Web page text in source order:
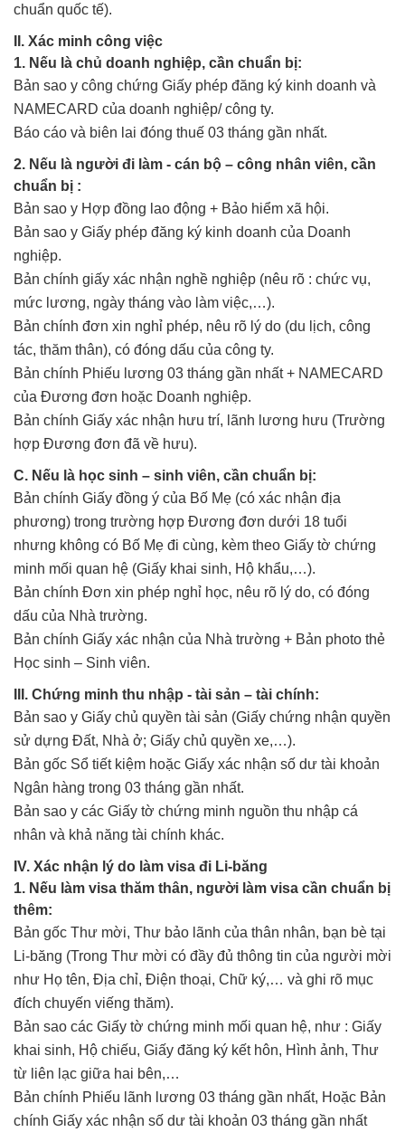
chuẩn quốc tế).
II. Xác minh công việc
1. Nếu là chủ doanh nghiệp, cần chuẩn bị:
Bản sao y công chứng Giấy phép đăng ký kinh doanh và
NAMECARD của doanh nghiệp/ công ty.
Báo cáo và biên lai đóng thuế 03 tháng gần nhất.
2. Nếu là người đi làm - cán bộ – công nhân viên, cần
chuẩn bị :
Bản sao y Hợp đồng lao động + Bảo hiểm xã hội.
Bản sao y Giấy phép đăng ký kinh doanh của Doanh
nghiệp.
Bản chính giấy xác nhận nghề nghiệp (nêu rõ : chức vụ,
mức lương, ngày tháng vào làm việc,…).
Bản chính đơn xin nghỉ phép, nêu rõ lý do (du lịch, công
tác, thăm thân), có đóng dấu của công ty.
Bản chính Phiếu lương 03 tháng gần nhất + NAMECARD
của Đương đơn hoặc Doanh nghiệp.
Bản chính Giấy xác nhận hưu trí, lãnh lương hưu (Trường
hợp Đương đơn đã về hưu).
C. Nếu là học sinh – sinh viên, cần chuẩn bị:
Bản chính Giấy đồng ý của Bố Mẹ (có xác nhận địa
phương) trong trường hợp Đương đơn dưới 18 tuổi
nhưng không có Bố Mẹ đi cùng, kèm theo Giấy tờ chứng
minh mối quan hệ (Giấy khai sinh, Hộ khẩu,…).
Bản chính Đơn xin phép nghỉ học, nêu rõ lý do, có đóng
dấu của Nhà trường.
Bản chính Giấy xác nhận của Nhà trường + Bản photo thẻ
Học sinh – Sinh viên.
III. Chứng minh thu nhập - tài sản – tài chính:
Bản sao y Giấy chủ quyền tài sản (Giấy chứng nhận quyền
sử dựng Đất, Nhà ở; Giấy chủ quyền xe,…).
Bản gốc Sổ tiết kiệm hoặc Giấy xác nhận số dư tài khoản
Ngân hàng trong 03 tháng gần nhất.
Bản sao y các Giấy tờ chứng minh nguồn thu nhập cá
nhân và khả năng tài chính khác.
IV. Xác nhận lý do làm visa đi Li-băng
1. Nếu làm visa thăm thân, người làm visa cần chuẩn bị
thêm:
Bản gốc Thư mời, Thư bảo lãnh của thân nhân, bạn bè tại
Li-băng (Trong Thư mời có đầy đủ thông tin của người mời
như Họ tên, Địa chỉ, Điện thoại, Chữ ký,… và ghi rõ mục
đích chuyến viếng thăm).
Bản sao các Giấy tờ chứng minh mối quan hệ, như : Giấy
khai sinh, Hộ chiếu, Giấy đăng ký kết hôn, Hình ảnh, Thư
từ liên lạc giữa hai bên,…
Bản chính Phiếu lãnh lương 03 tháng gần nhất, Hoặc Bản
chính Giấy xác nhận số dư tài khoản 03 tháng gần nhất